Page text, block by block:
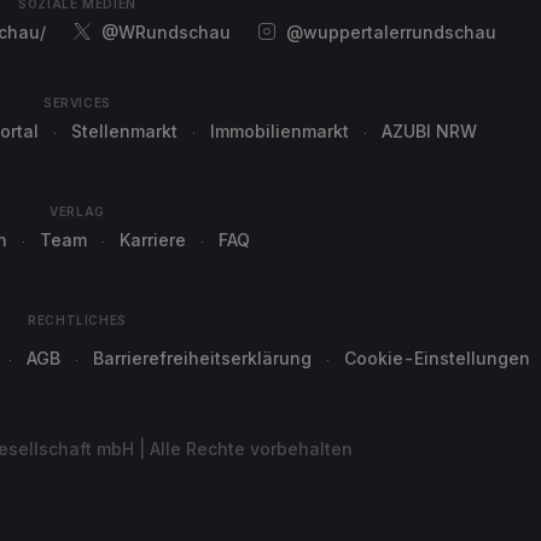
SOZIALE MEDIEN
@WRundschau @wuppertalerrundschau
SERVICES
Stellenmarkt Immobilienmarkt AZUBI NRW
VERLAG
Team Karriere FAQ
RECHTLICHES
AGB Barrierefreiheitserklärung Cookie-Einstellungen
mbH | Alle Rechte vorbehalten